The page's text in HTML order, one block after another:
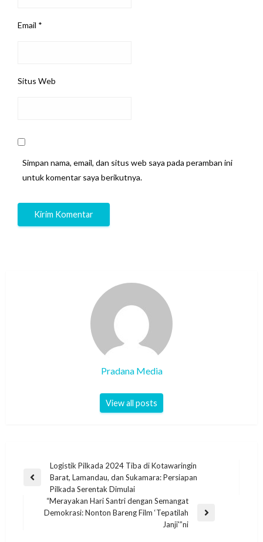
Email *
Situs Web
Simpan nama, email, dan situs web saya pada peramban ini
untuk komentar saya berikutnya.
Pradana Media
View all posts
Logistik Pilkada 2024 Tiba di Kotawaringin
Barat, Lamandau, dan Sukamara: Persiapan
Pilkada Serentak Dimulai
“Merayakan Hari Santri dengan Semangat
Demokrasi: Nonton Bareng Film ‘Tepatilah
Janji'”ni